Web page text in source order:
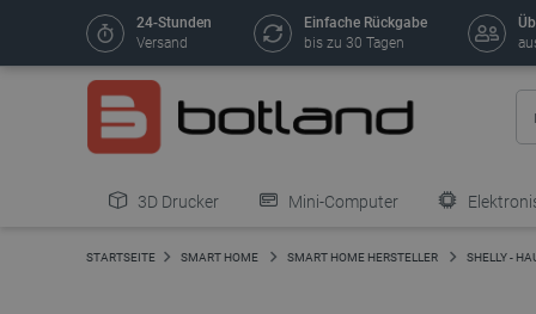
24-Stunden
Versand
Einfache Rückgabe
bis zu 30 Tagen
3D Drucker Mini-Computer
STARTSEITE SMART HOME SMART HOME HERSTELLER SHELLY -